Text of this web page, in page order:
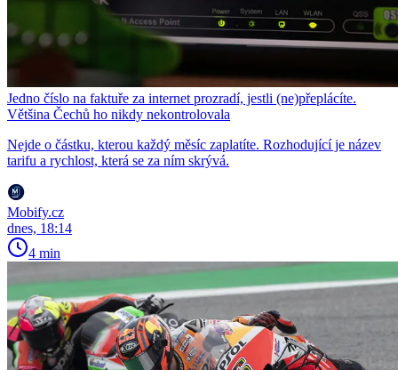
Jedno číslo na faktuře za internet prozradí, jestli (ne)přeplácíte.
Většina Čechů ho nikdy nekontrolovala
Nejde o částku, kterou každý měsíc zaplatíte. Rozhodující je název
tarifu a rychlost, která se za ním skrývá.
Mobify.cz
dnes, 18:14
4 min